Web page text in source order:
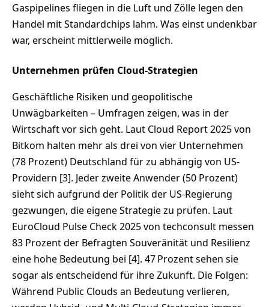
Gaspipelines fliegen in die Luft und Zölle legen den
Handel mit Standardchips lahm. Was einst undenkbar
war, erscheint mittlerweile möglich.
Unternehmen prüfen Cloud-Strategien
Geschäftliche Risiken und geopolitische
Unwägbarkeiten – Umfragen zeigen, was in der
Wirtschaft vor sich geht. Laut Cloud Report 2025 von
Bitkom halten mehr als drei von vier Unternehmen
(78 Prozent) Deutschland für zu abhängig von US-
Providern [3]. Jeder zweite Anwender (50 Prozent)
sieht sich aufgrund der Politik der US-Regierung
gezwungen, die eigene Strategie zu prüfen. Laut
EuroCloud Pulse Check 2025 von techconsult messen
83 Prozent der Befragten Souveränität und Resilienz
eine hohe Bedeutung bei [4]. 47 Prozent sehen sie
sogar als entscheidend für ihre Zukunft. Die Folgen:
Während Public Clouds an Bedeutung verlieren,